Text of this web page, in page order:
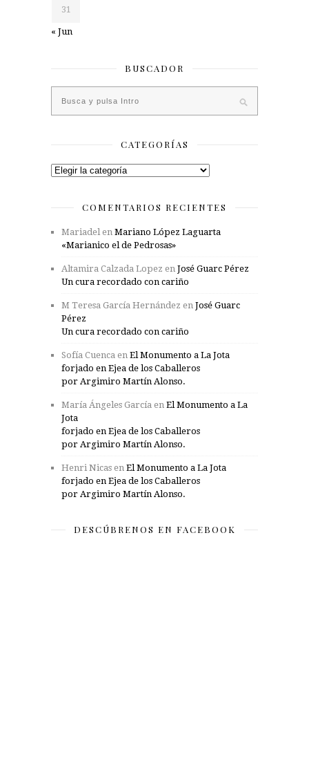
31
« Jun
BUSCADOR
CATEGORÍAS
Categorías
COMENTARIOS RECIENTES
Mariadelen Mariano López Laguarta
«Marianico el de Pedrosas»
Altamira Calzada Lopez en José Guarc Pérez
Un cura recordado con cariño
M Teresa García Hernández en José Guarc
Pérez
Un cura recordado con cariño
Sofía Cuenca en El Monumento a La Jota
forjado en Ejea de los Caballeros
por Argimiro Martín Alonso.
María Ángeles García en El Monumento a La
Jota
forjado en Ejea de los Caballeros
por Argimiro Martín Alonso.
Henri Nicas en El Monumento a La Jota
forjado en Ejea de los Caballeros
por Argimiro Martín Alonso.
DESCÚBRENOS EN FACEBOOK